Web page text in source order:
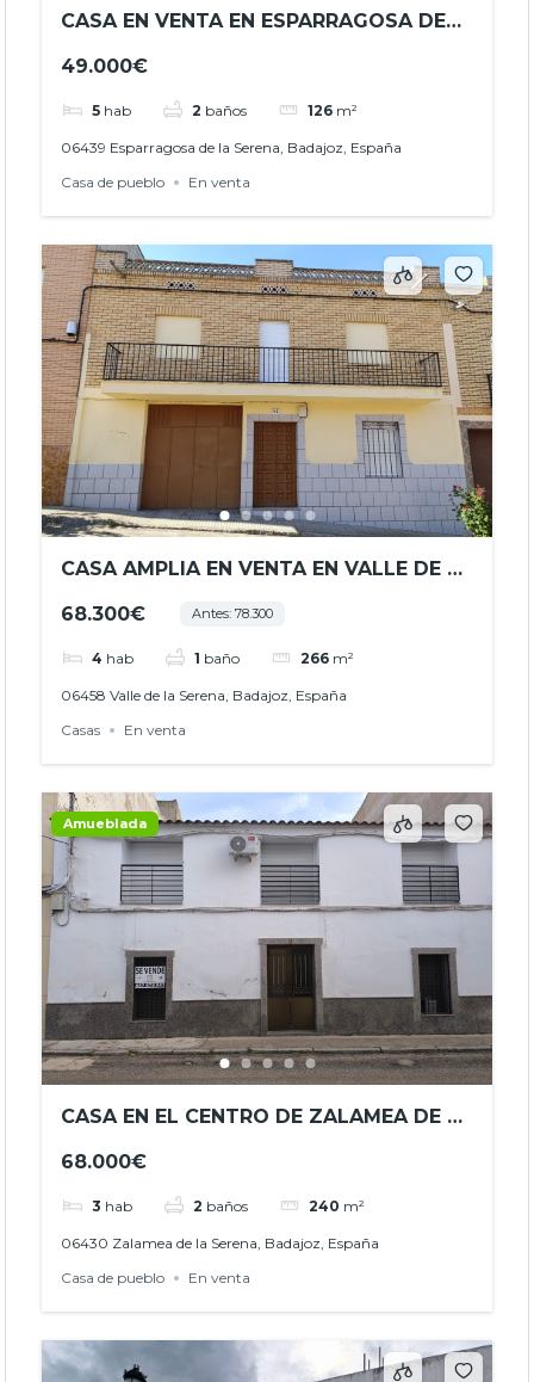
CASA EN VENTA EN ESPARRAGOSA DE
O GRANDES ESPACIOS – REF.-
JHBA25058
49.000€
5 hab 2 baños 126 m²
06439 Esparragosa de la Serena, Badajoz, España
Casa de pueblo
En venta
CASA AMPLIA EN VENTA EN VALLE DE LA
ESPACIOS VERSÁTILES Y GRAN
POTENCIAL -REF. JHBA25057
68.300€ Antes: 78.300
4 hab 1 baño 266 m²
06458 Valle de la Serena, Badajoz, España
Casas
En venta
Amueblada
CASA EN EL CENTRO DE ZALAMEA DE LA
68.000€
3 hab 2 baños 240 m²
06430 Zalamea de la Serena, Badajoz, España
Casa de pueblo
En venta